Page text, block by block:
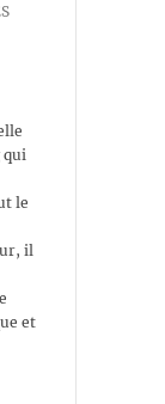
qui
le
il
et